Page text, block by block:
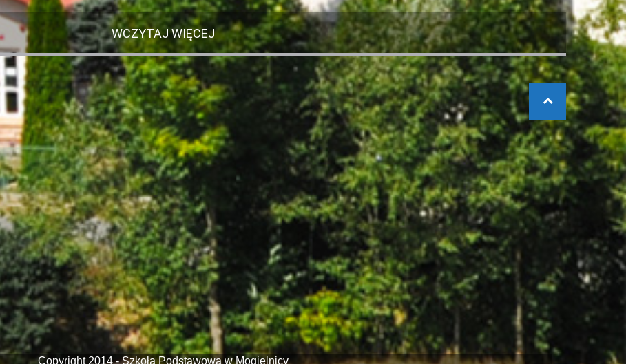
WCZYTAJ WIĘCEJ
Copyright 2014 - Szkoła Podstawowa w Mogielnicy